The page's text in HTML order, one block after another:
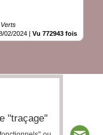
02/2024 | Vu 772943 fois
"traçage"